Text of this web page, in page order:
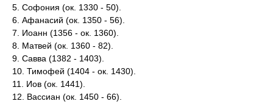
5. Софония (ок. 1330 - 50).
6. Афанасий (ок. 1350 - 56).
7. Иоанн (1356 - ок. 1360).
8. Матвей (ок. 1360 - 82).
9. Савва (1382 - 1403).
10. Тимофей (1404 - ок. 1430).
11. Иов (ок. 1441).
12. Вассиан (ок. 1450 - 66).